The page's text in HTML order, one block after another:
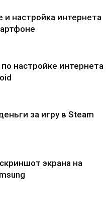
настройка интернета
настройке интернета
за игру в Steam
экрана на